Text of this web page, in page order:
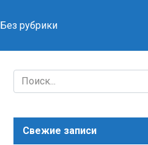
Без рубрики
Search
for:
Свежие записи